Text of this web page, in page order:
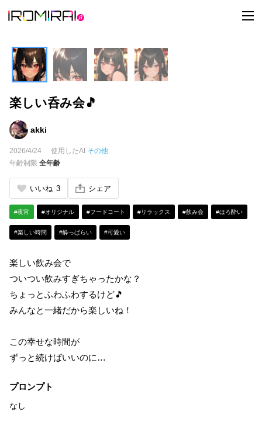
t
o
楽しい呑み会🎵
akki
2026/4/24 使用したAI その他
年齢制限 全年齢
いいね 3 シェア
#夜宵 #オリジナル #フードコート #リラックス #飲み会 #ほろ酔い
#楽しい時間 #酔っぱらい #可愛い
楽しい飲み会で
ついつい飲みすぎちゃったかな？
ちょっとふわふわするけど🎵
みんなと一緒だから楽しいね！
この幸せな時間が
ずっと続けばいいのに…
プロンプト
なし